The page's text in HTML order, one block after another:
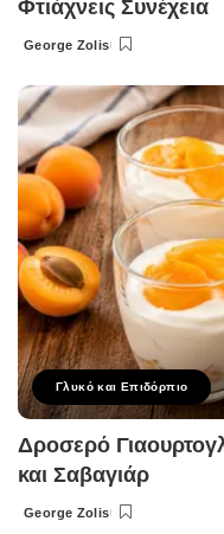
Φτιάχνεις Συνέχεια
Posted
George Zolis
Γλυκό και Επιδόρπιο
Δροσερό
και Σαβαγιάρ
Posted
George Zolis